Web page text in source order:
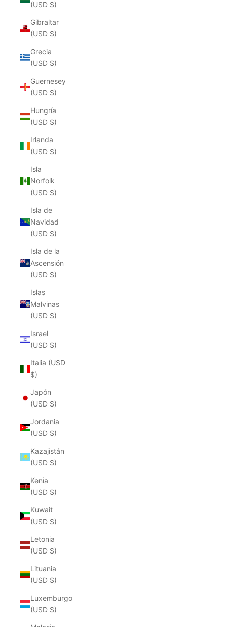
(USD $)
Gibraltar
(USD $)
Grecia
(USD $)
Guernesey
(USD $)
Hungría
(USD $)
Irlanda
(USD $)
Isla
Norfolk
(USD $)
Isla de
Navidad
(USD $)
Isla de la
Ascensión
(USD $)
Islas
Malvinas
(USD $)
Israel
(USD $)
Italia (USD
$)
Japón
(USD $)
Jordania
(USD $)
Kazajistán
(USD $)
Kenia
(USD $)
Kuwait
(USD $)
Letonia
(USD $)
Lituania
(USD $)
Luxemburgo
(USD $)